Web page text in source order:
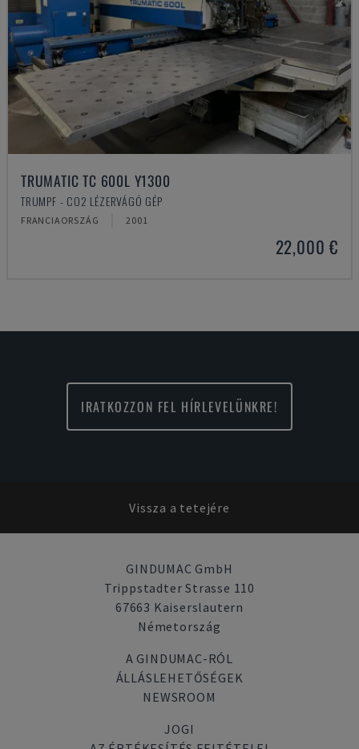
TRUMATIC TC 600L Y1300
TRUMPF - CO2 LÉZERVÁGÓ GÉP
FRANCIAORSZÁG 2001
22,000 €
IRATKOZZON FEL HÍRLEVELÜNKRE!
Vissza a tetejére
GINDUMAC GmbH
Trippstadter Strasse 110
67663 Kaiserslautern
Németország
A GINDUMAC-RÓL
ÁLLÁSLEHETŐSÉGEK
NEWSROOM
JOGI